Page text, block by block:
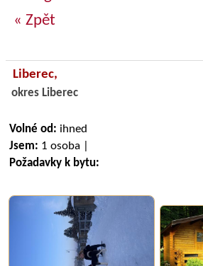
« Zpět
Liberec,
okres Liberec
Volné od: ihned
Jsem: 1 osoba |
Požadavky k bytu: